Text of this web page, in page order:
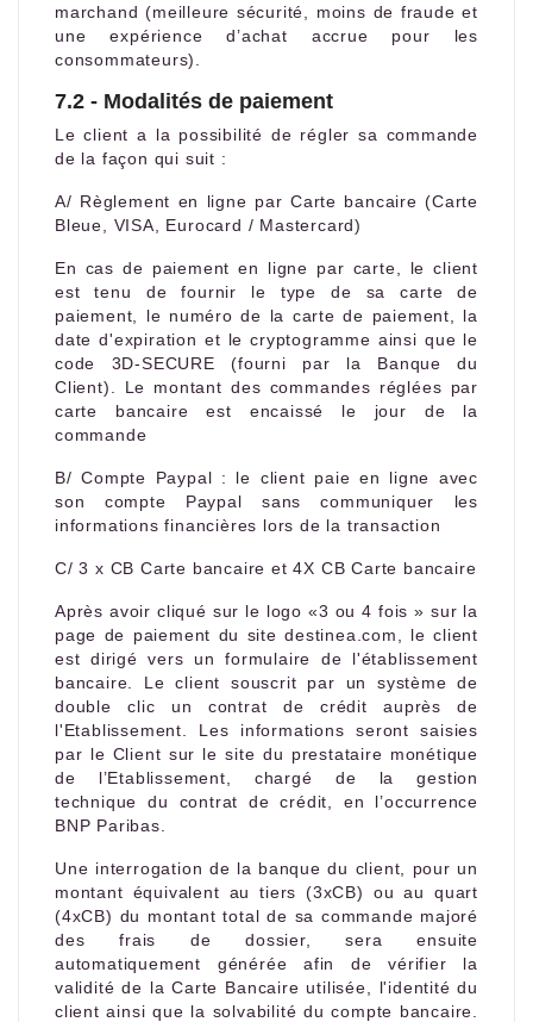
marchand (meilleure sécurité, moins de fraude et
une expérience d’achat accrue pour les
consommateurs).
7.2 - Modalités de paiement
Le client a la possibilité de régler sa commande
de la façon qui suit :
A/ Règlement en ligne par Carte bancaire (Carte
Bleue, VISA, Eurocard / Mastercard)
En cas de paiement en ligne par carte, le client
est tenu de fournir le type de sa carte de
paiement, le numéro de la carte de paiement, la
date d'expiration et le cryptogramme ainsi que le
code 3D-SECURE (fourni par la Banque du
Client). Le montant des commandes réglées par
carte bancaire est encaissé le jour de la
commande
B/ Compte Paypal : le client paie en ligne avec
son compte Paypal sans communiquer les
informations financières lors de la transaction
C/ 3 x CB Carte bancaire et 4X CB Carte bancaire
Après avoir cliqué sur le logo «3 ou 4 fois » sur la
page de paiement du site destinea.com, le client
est dirigé vers un formulaire de l'établissement
bancaire. Le client souscrit par un système de
double clic un contrat de crédit auprès de
l'Etablissement. Les informations seront saisies
par le Client sur le site du prestataire monétique
de l’Etablissement, chargé de la gestion
technique du contrat de crédit, en l’occurrence
BNP Paribas.
Une interrogation de la banque du client, pour un
montant équivalent au tiers (3xCB) ou au quart
(4xCB) du montant total de sa commande majoré
des frais de dossier, sera ensuite
automatiquement générée afin de vérifier la
validité de la Carte Bancaire utilisée, l'identité du
client ainsi que la solvabilité du compte bancaire.